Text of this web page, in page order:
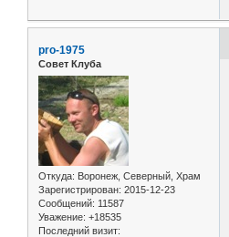
pro-1975
Совет Клуба
Откуда: Воронеж, Северный, Храм
Зарегистрирован: 2015-12-23
Сообщений: 11587
Уважение: +18535
Последний визит: